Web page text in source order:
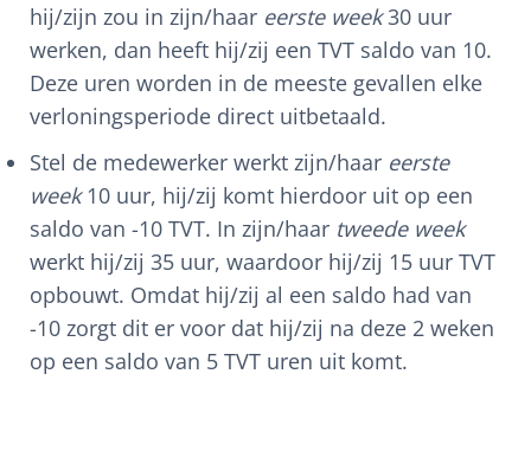
hij/zijn zou in zijn/haar eerste week30 uur
werken, dan heeft hij/zij een TVT saldo van 10.
Deze uren worden in de meeste gevallen elke
verloningsperiode direct uitbetaald.
Stel de medewerker werkt zijn/haar eerste
week10 uur, hij/zij komt hierdoor uit op een
saldo van -10 TVT. In zijn/haar tweede week
werkt hij/zij 35 uur, waardoor hij/zij 15 uur TVT
opbouwt. Omdat hij/zij al een saldo had van
-10 zorgt dit er voor dat hij/zij na deze 2 weken
op een saldo van 5 TVT uren uit komt.